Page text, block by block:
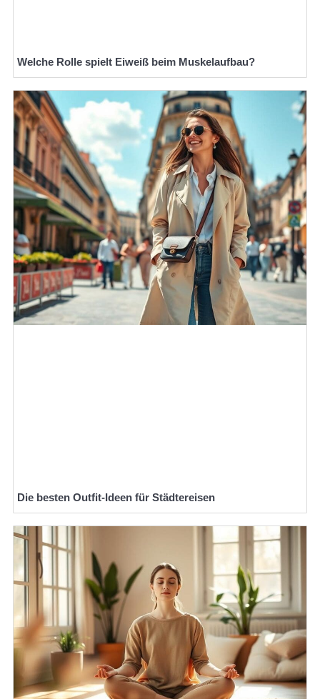
Welche Rolle spielt Eiweiß beim Muskelaufbau?
Die besten Outfit-Ideen für Städtereisen